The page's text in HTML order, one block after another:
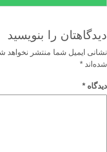
را بنویسید
ایمیل شما منتشر نخواهد شد.
*
*